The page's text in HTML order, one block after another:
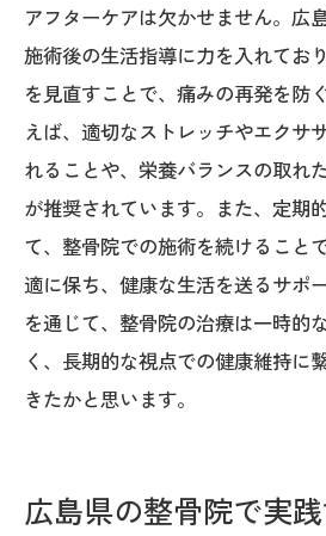
アフターケアは欠かせません。広
施術後の生活指導に力を入れてお
を見直すことで、痛みの再発を防
えば、適切なストレッチやエクサ
れることや、栄養バランスの取れ
が推奨されています。また、定期
て、整骨院での施術を続けること
適に保ち、健康な生活を送るサポ
を通じて、整骨院の治療は一時的
く、長期的な視点での健康維持に
きたかと思います。
広島県の整骨院で実